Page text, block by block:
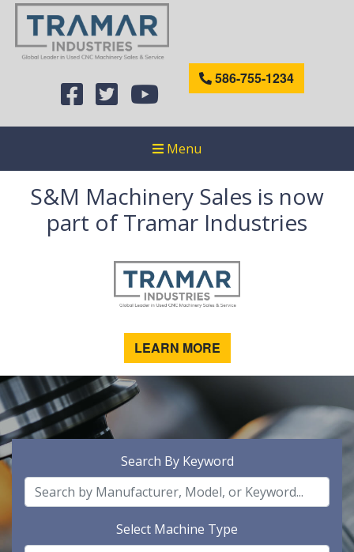
586-755-1234
Menu
S&M Machinery Sales is now
part of Tramar Industries
LEARN MORE
Search By Keyword
Select Machine Type